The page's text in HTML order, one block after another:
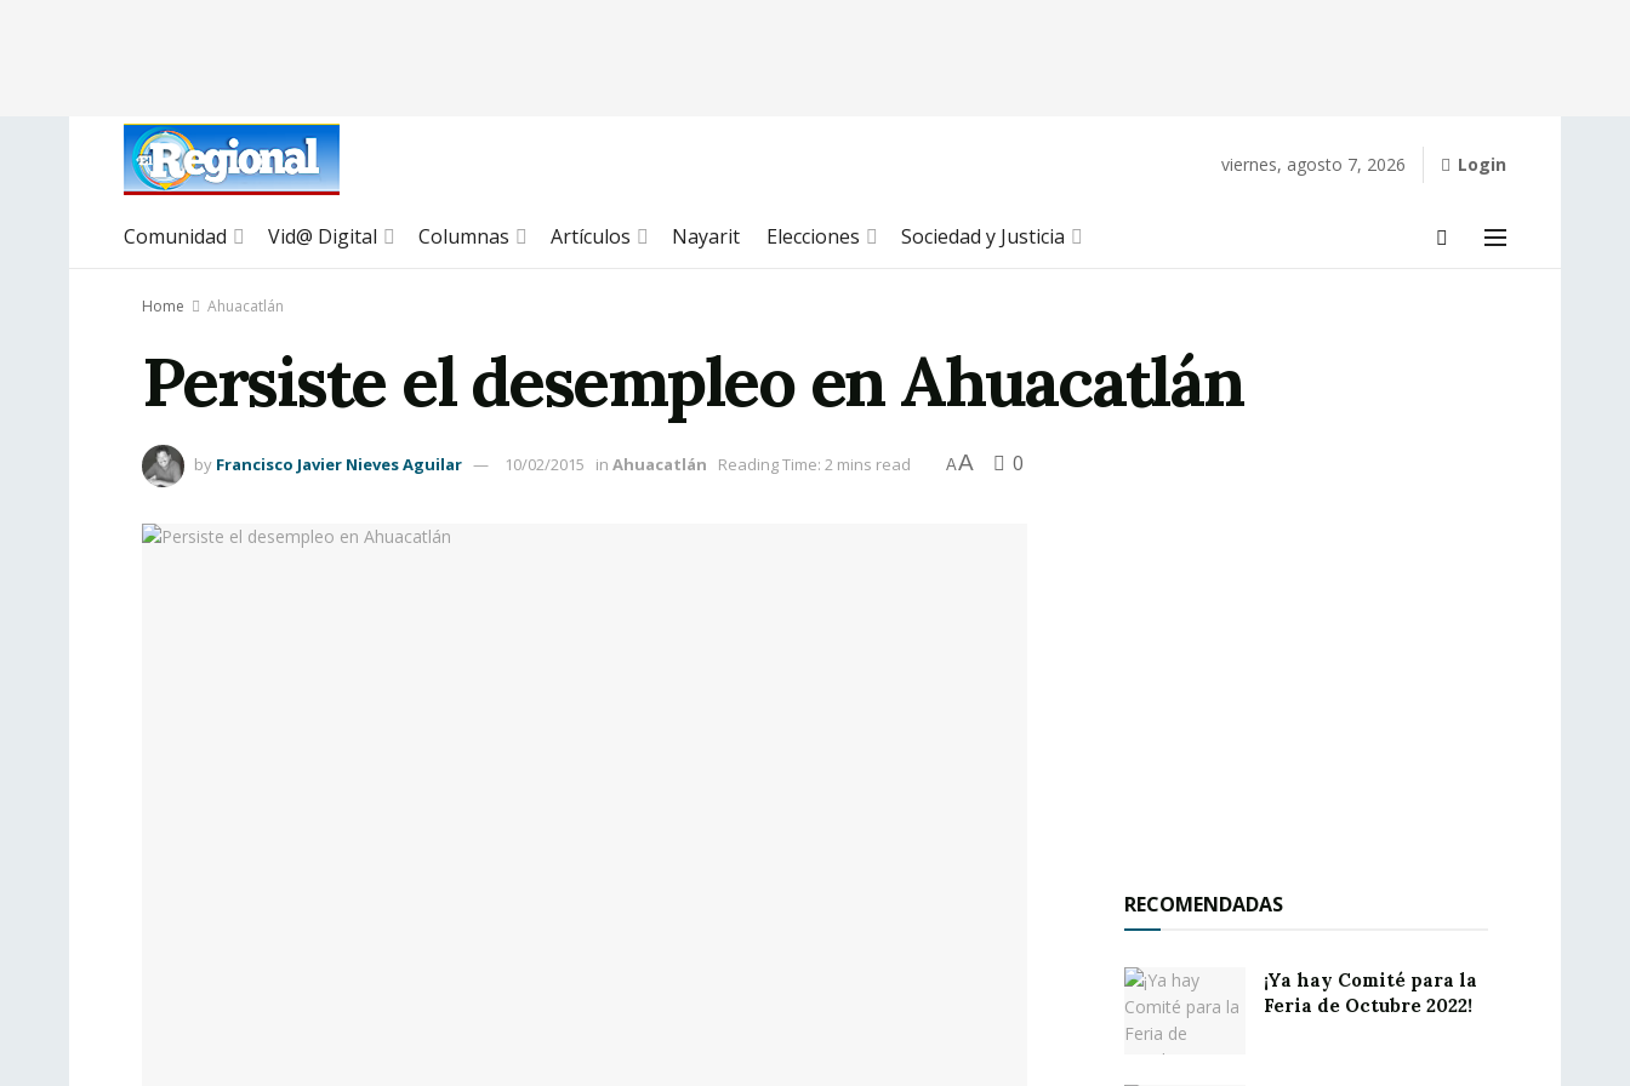
viernes, agosto 7, 2026 Login
Comunidad Vid@ Digital Columnas Artículos Nayarit Elecciones Sociedad y Justicia
Home Ahuacatlán
Persiste el desempleo en Ahuacatlán
by Francisco Javier Nieves Aguilar 10/02/2015 in Ahuacatlán Reading Time: 2 mins read AA 0
RECOMENDADAS
¡Ya hay Comité para la
Feria de Octubre 2022!